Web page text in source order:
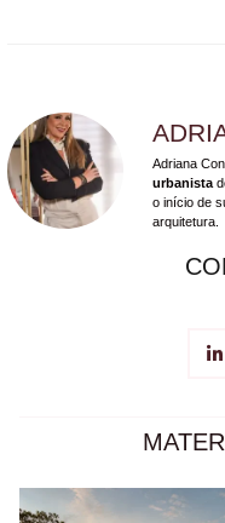
Adriana
urbanista
o início de
arquitetura.